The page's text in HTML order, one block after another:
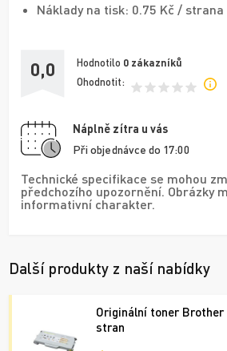
Náklady na tisk: 0.75 Kč / strana
0,0 Hodnotilo 0 zákazníků
Ohodnotit:
Náplně zítra u vás
Při objednávce do 17:00
Technické specifikace se mohou
předchozího upozornění. Obrázky
informativní charakter.
Další produkty z naší nabídky
Originální toner Brother
stran